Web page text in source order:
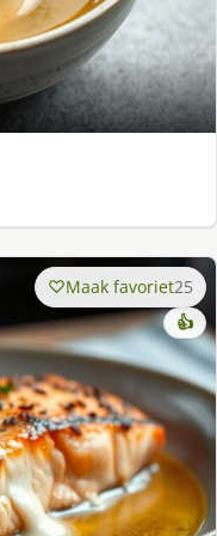
Maak favoriet25
👍